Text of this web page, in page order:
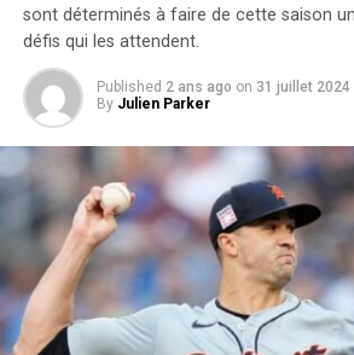
sont déterminés à faire de cette saison
défis qui les attendent.
Published 2 ans ago on 31 juillet 2024
By Julien Parker